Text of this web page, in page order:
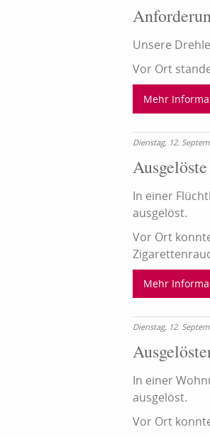
Unsere
Vor Ort
Mehr
Dienstag, 12.
In einer
ausgelöst.
Vor Ort
Mehr
Dienstag, 12.
In einer
ausgelöst.
Vor Ort